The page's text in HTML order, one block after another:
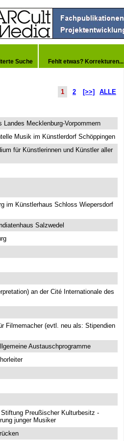
Suche Fehlt etwas? Korrekturen...
1 2 [>>] ALLE
Mecklenburg-Vorpommern
Musik im Künstlerdorf Schöppingen
für Künstlerinnen und Künstler aller
im Künstlerhaus Schloss Wiepersdorf
Salzwedel
an der Cité Internationale des
Filmemacher (evtl. neu als: Stipendien
Austauschprogramme
Preußischer Kulturbesitz -
junger Musiker